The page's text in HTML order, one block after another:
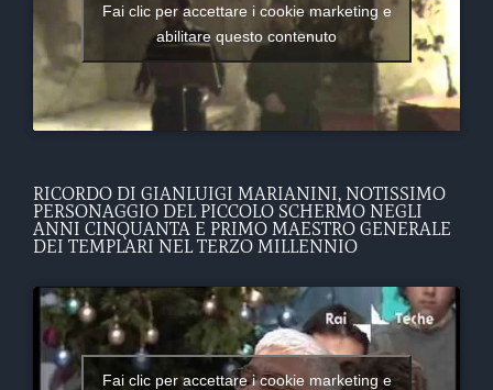
Fai clic per accettare i cookie marketing e
abilitare questo contenuto
RICORDO DI GIANLUIGI MARIANINI, NOTISSIMO
PERSONAGGIO DEL PICCOLO SCHERMO NEGLI
ANNI CINQUANTA E PRIMO MAESTRO GENERALE
DEI TEMPLARI NEL TERZO MILLENNIO
Fai clic per accettare i cookie marketing e